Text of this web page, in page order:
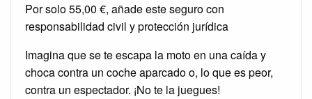
Por solo 55,00 €, añade este seguro con
responsabilidad civil y protección jurídica
Imagina que se te escapa la moto en una caída y
choca contra un coche aparcado o, lo que es peor,
contra un espectador. ¡No te la juegues!